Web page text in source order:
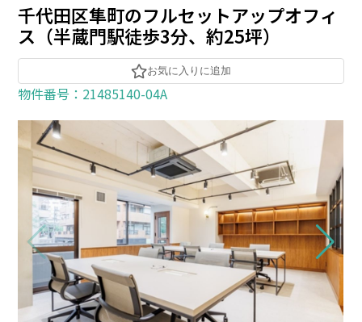
千代田区隼町のフルセットアップオフィ
ス（半蔵門駅徒歩3分、約25坪）
お気に入りに追加
物件番号：21485140-04A